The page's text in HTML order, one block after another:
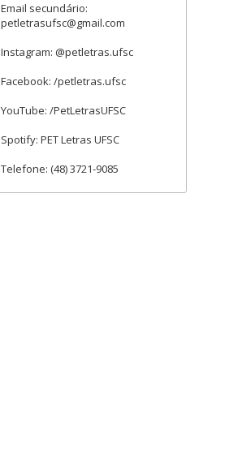
Email secundário:
petletrasufsc@gmail.com
Instagram: @petletras.ufsc
Facebook: /petletras.ufsc
YouTube: /PetLetrasUFSC
Spotify: PET Letras UFSC
Telefone: (48) 3721-9085